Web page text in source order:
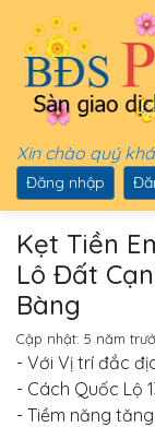
Xin chào quý
Đăng nhập
Kẹt Tiền
Lô Đất
Bàng
Cập nhật: 5 năm
- Với Vị trí đắc
- Cách Quốc Lộ
- Tiềm năng